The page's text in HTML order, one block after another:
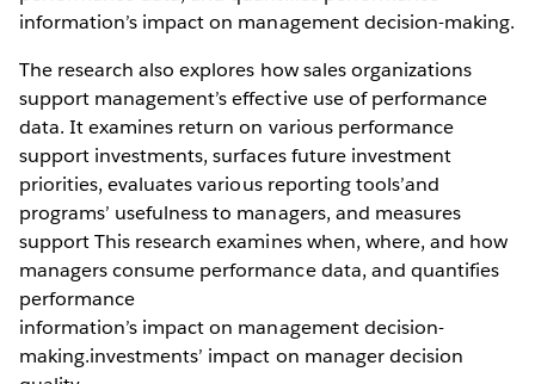
information’s impact on management decision-making.
The research also explores how sales organizations
support management’s effective use of performance
data. It examines return on various performance
support investments, surfaces future investment
priorities, evaluates various reporting tools’and
programs’ usefulness to managers, and measures
support This research examines when, where, and how
managers consume performance data, and quantifies
performance
information’s impact on management decision-
making.investments’ impact on manager decision